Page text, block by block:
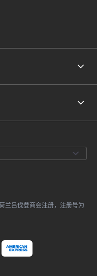
兰吕伐登商会注册，注册号为